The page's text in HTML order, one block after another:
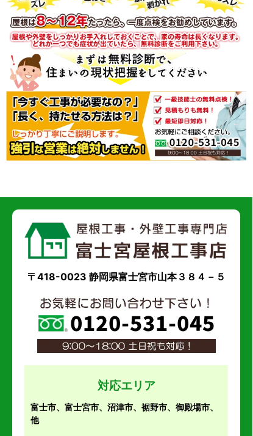
〒418-0023 静岡県富士宮市山本３８４－５
対応エリア
富士市、富士宮市、沼津市、裾野市、御殿場市、
他